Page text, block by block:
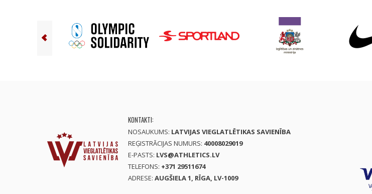
KONTAKTI:
NOSAUKUMS: LATVIJAS VIEGLATLĒTIKAS SAVIENĪBA
REĢISTRĀCIJAS NUMURS: 40008029019
E-PASTS: LVS@ATHLETICS.LV
TELEFONS: +371 29511674
ADRESE: AUGŠIELA 1, RĪGA, LV-1009